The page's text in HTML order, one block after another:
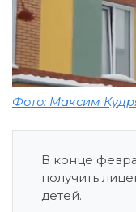
Фото: Максим
В конце
получить
детей.